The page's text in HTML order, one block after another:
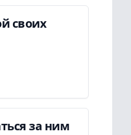
своих
за ним